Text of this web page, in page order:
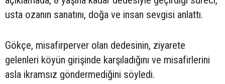
usta ozanın sanatını, doğa ve insan sevgisi anlattı.
Gökçe, misafirperver olan dedesinin, ziyarete
gelenleri köyün girişinde karşıladığını ve misafirlerini
asla ikramsız göndermediğini söyledi.